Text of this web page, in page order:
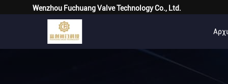
Wenzhou Fuchuang Valve Technology Co., Ltd.